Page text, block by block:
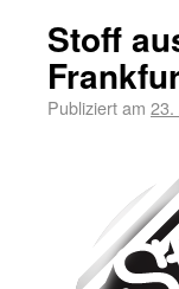
Stoff
Publiziert am 23.